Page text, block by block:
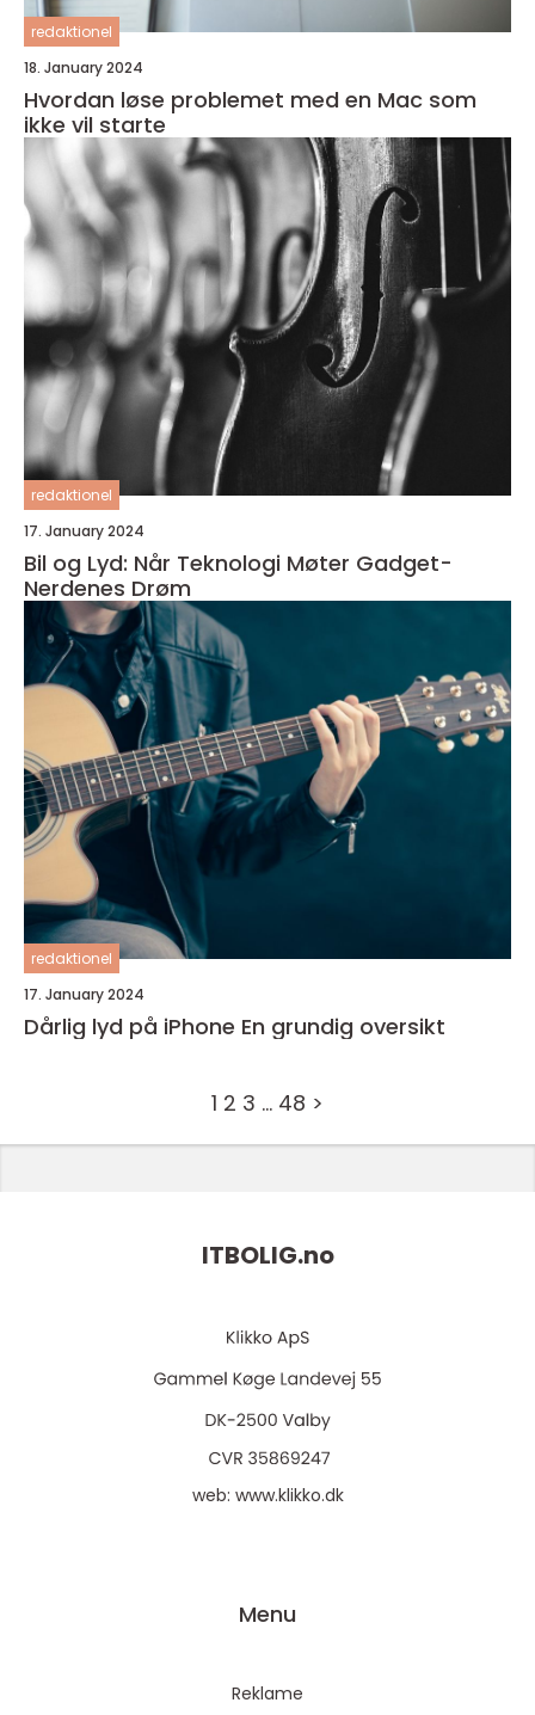
redaktionel
18. January 2024
Hvordan løse problemet med en Mac som
ikke vil starte
redaktionel
17. January 2024
Bil og Lyd: Når Teknologi Møter Gadget-
Nerdenes Drøm
redaktionel
17. January 2024
Dårlig lyd på iPhone En grundig oversikt
1 2 3 … 48 >
ITBOLIG.no
web: www.klikko.dk
Menu
Reklame